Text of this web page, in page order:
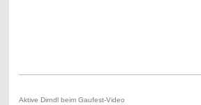
Aktive Dirndl beim Gaufest-Video